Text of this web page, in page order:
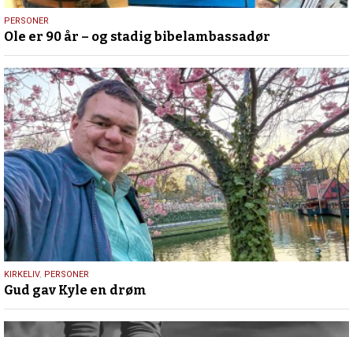
12.
juli
2026
PERSONER
Ole er 90 år – og stadig bibelambassadør
9.
juli
2026
KIRKELIV, PERSONER
Gud gav Kyle en drøm